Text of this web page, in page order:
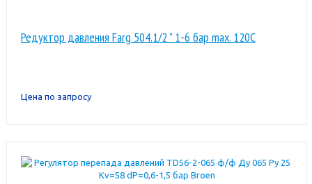
Редуктор давления Farg 504.1/2 " 1-6 бар max. 120C
Цена по запросу